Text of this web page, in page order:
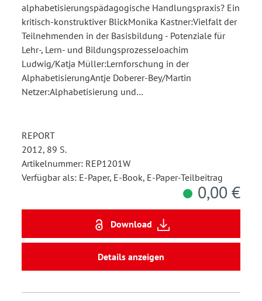
alphabetisierungspädagogische Handlungspraxis? Ein
kritisch-konstruktiver BlickMonika Kastner:Vielfalt der
Teilnehmenden in der Basisbildung - Potenziale für
Lehr-, Lern- und BildungsprozesseJoachim
Ludwig/Katja Müller:Lernforschung in der
AlphabetisierungAntje Doberer-Bey/Martin
Netzer:Alphabetisierung und…
REPORT
2012, 89 S.
Artikelnummer: REP1201W
Verfügbar als: E-Paper, E-Book, E-Paper-Teilbeitrag
0,00 €
Download
Details anzeigen